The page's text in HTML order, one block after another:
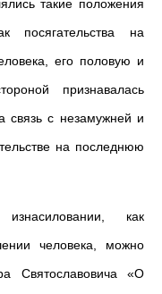
такие положения
посягательства на
его половую и
признавалась
связь с незамужней и
на последнюю
как
человека, можно
Святославовича «О